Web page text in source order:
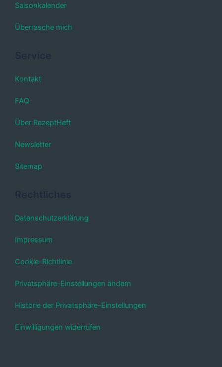
Saisonkalender
Überrasche mich
Kontakt
FAQ
Über RezeptHeft
Newsletter
Sitemap
Datenschutzerklärung
Impressum
Cookie-Richtlinie
Privatsphäre-Einstellungen ändern
Historie der Privatsphäre-Einstellungen
Einwilligungen widerrufen